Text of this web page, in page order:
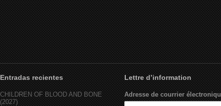
Entradas recientes
CHILDREN OF BLOOD AND BONE
(2027)
Lettre d’information
Adresse de courrier